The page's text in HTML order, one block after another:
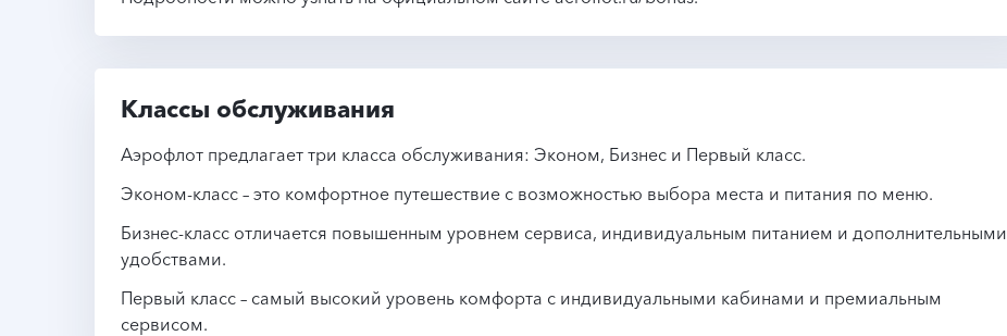
Классы обслуживания
Аэрофлот предлагает три класса обслуживания: Эконом, Бизнес и Первый класс.
Эконом-класс – это комфортное путешествие с возможностью выбора места и питания по меню.
Бизнес-класс отличается повышенным уровнем сервиса, индивидуальным питанием и дополнительными
удобствами.
Первый класс – самый высокий уровень комфорта с индивидуальными кабинами и премиальным
сервисом.